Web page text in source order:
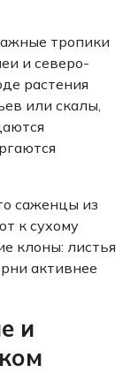
тропики
и северо-
растения
или скалы,
саженцы из
к сухому
клоны: листья
активнее
и